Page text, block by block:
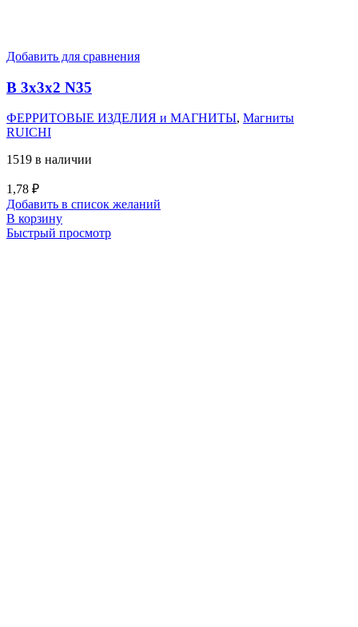
Добавить для сравнения
B 3x3x2 N35
ФЕРРИТОВЫЕ ИЗДЕЛИЯ и МАГНИТЫ, Магниты
RUICHI
1519 в наличии
1,78 ₽
Добавить в список желаний
В корзину
Быстрый просмотр